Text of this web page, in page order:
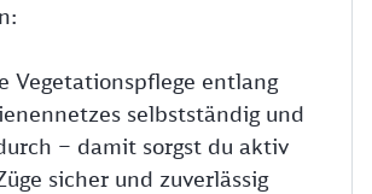
Vegetationspflege entlang
selbstständig und
– damit sorgst du aktiv
sicher und zuverlässig